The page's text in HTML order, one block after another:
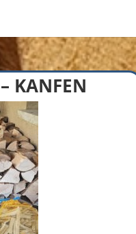
KANFEN